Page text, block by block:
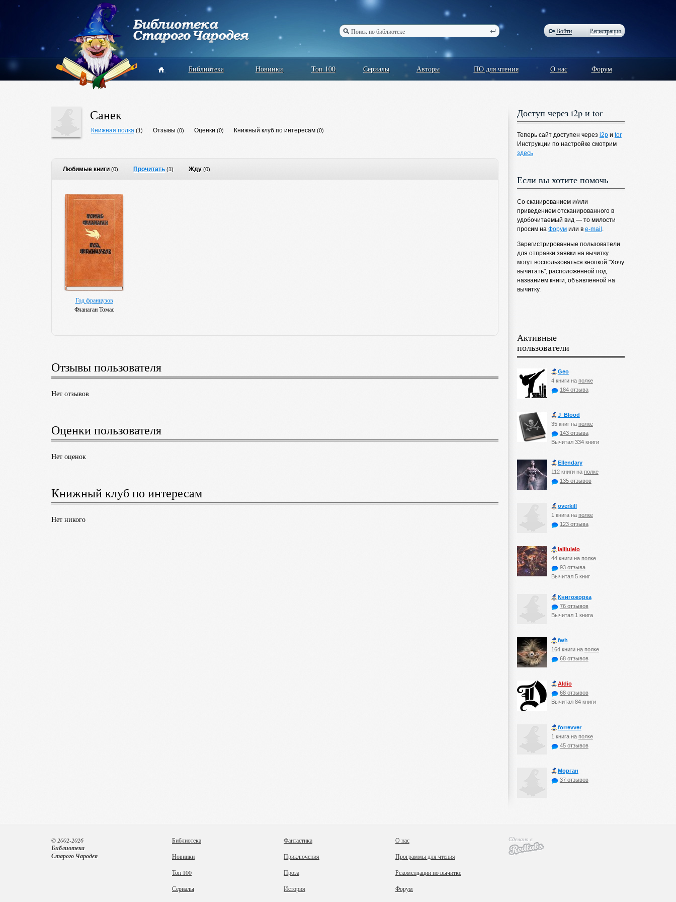
Библиотека Новинки Топ 100 Сериалы Авторы ПО для чтения О нас Форум
Войти Регистрация
Санек
Книжная полка (1) Отзывы (0) Оценки (0) Книжный клуб по интересам (0)
Любимые книги (0) Прочитать (1) Жду (0)
Год французов
Фланаган Томас
Отзывы пользователя
Нет отзывов
Оценки пользователя
Нет оценок
Книжный клуб по интересам
Нет никого
Доступ через i2p и tor
Теперь сайт доступен через i2pи tor
Инструкции по настройке смотрим
здесь
Если вы хотите помочь
Со сканированием и/или
приведением отсканированного в
удобочитаемый вид — то милости
просим на Форумили в e-mail .
Зарегистрированные пользователи
для отправки заявки на вычитку
могут воспользоваться кнопкой "Хочу
вычитать", расположенной под
названием книги, объявленной на
вычитку.
Активные
пользователи
Geo
4 книги на полке
184 отзыва
J_Blood
35 книг на полке
143 отзыва
Вычитал 334 книги
Ellendary
112 книги на полке
135 отзывов
оverkill
1 книга на полке
123 отзыва
lalilulelo
44 книги на полке
93 отзыва
Вычитал 5 книг
Книгожорка
76 отзывов
Вычитал 1 книга
fwh
164 книги на полке
68 отзывов
Aldio
68 отзывов
Вычитал 84 книги
forrevver
1 книга на полке
45 отзывов
Морган
37 отзывов
Библиотека
Новинки
Топ 100
Сериалы
Фантастика
Приключения
Проза
История
О нас
Программы для чтения
Рекомендации по вычитке
Форум
© 2002-2026
Библиотека
Старого Чародея
Сделано в